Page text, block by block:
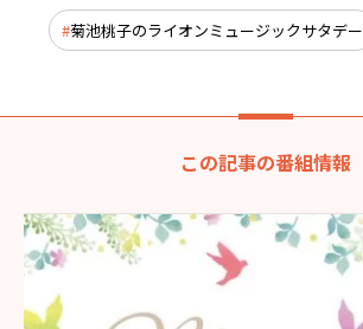
菊池桃子のライオンミュージックサタデー
この記事の番組情報